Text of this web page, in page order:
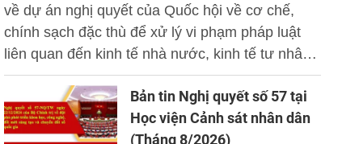
về dự án nghị quyết của Quốc hội về cơ chế,
chính sạch đặc thù để xử lý vi phạm pháp luật
liên quan đến kinh tế nhà nước, kinh tế tư nhân
và ứng dụng khoa học công nghệ, đổi mới sáng
tạo và chuyển đổi số.Bản tin Nghị quyết số 57 tại
Học viện Cảnh sát nhân dân
(Tháng 8/2026)